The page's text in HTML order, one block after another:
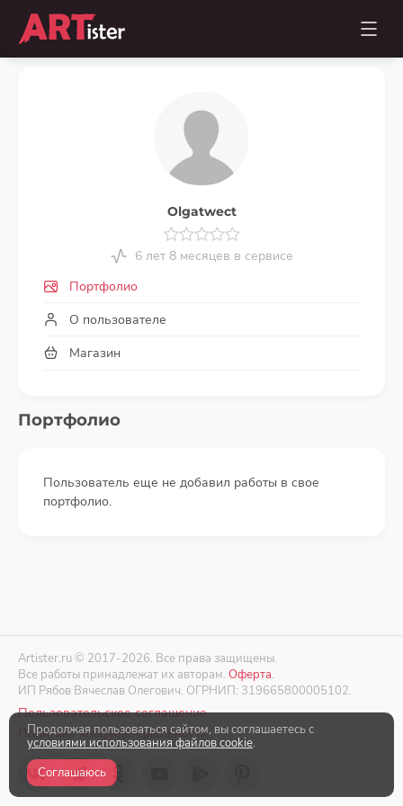
Olgatwect
6 лет 8 месяцев в сервисе
Портфолио
О пользователе
Магазин
Портфолио
Пользователь еще не добавил работы в свое
портфолио.
Artister.ru © 2017-2026. Все права защищены.
Все работы принадлежат их авторам. Оферта.
ИП Рябов Вячеслав Олегович. ОГРНИП: 319665800005102.
Пользовательское соглашение
Политика конфиденциальности
Продолжая пользоваться сайтом, вы соглашаетесь с
условиями использования файлов cookie.
Соглашаюсь